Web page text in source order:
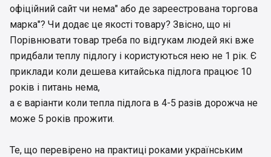
офіційний сайт чи нема" або де зареестрована торгова
марка"? Чи додає це якості товару? Звісно, що ні
Порівнювати товар треба по відгукам людей які вже
придбали теплу підлогу і користуються нею не 1 рік. Є
приклади коли дешева китайська підлога працює 10
років і питань нема,
а є варіанти коли тепла підлога в 4-5 разів дорожча не
може 5 років прожити.
Те, що перевірено на практиці роками українським